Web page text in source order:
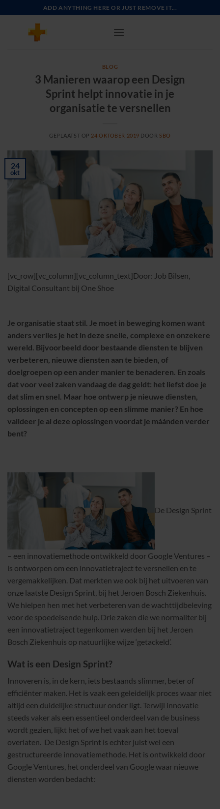
naar
ADD ANYTHING HERE OR JUST REMOVE IT...
BLOG
3 Manieren waarop een Design
Sprint helpt innovatie in je
organisatie te versnellen
GEPLAATST OP 24 OKTOBER 2019 DOOR SBO
24
okt
[vc_row][vc_column][vc_column_text]Door: Job Bilsen,
Digital Consultant bij One Shoe
Je organisatie staat stil. Je moet in beweging komen want
anders verlies je het in deze snelle, complexe en onzekere
wereld. Bijvoorbeeld door bestaande diensten te blijven
verbeteren, nieuwe diensten aan te bieden, of
doelgroepen op een ander manier te benaderen. En zoals
dat voor veel zaken vandaag de dag geldt: het liefst doe je
dat slim en snel. Maar hoe ontwerp je nieuwe diensten,
oplossingen en concepten op een slimme manier? En hoe
valideer je al deze oplossingen voordat je máánden verder
bent?
De Design Sprint
– een innovatiemethode ontwikkeld door Google Ventures –
is ontworpen om een innovatietraject te versnellen en te
vergemakkelijken. Dat merkten we ook bij het uitvoeren van
onze laatste Design Sprint, bij het Jeroen Bosch Ziekenhuis.
We hielpen hen met het verbeteren van de wachttijdbeleving
voor de spoedeisende hulp. Drie zaken die we normaliter bij
een innovatietraject tegenkomen werden bij het Jeroen
Bosch Ziekenhuis op natuurlijke wijze ‘getackeld’.
Wat is een Design Sprint?
Innoveren is, in de kern, iets bestaands slimmer, beter of
efficiënter maken. Het is vaak een geleidelijk proces waar niet
altijd een duidelijke structuur onder ligt. Terwijl innovatie
steeds vaker als een essentieel onderdeel van de business
wordt gezien, lijkt het of we het vaak aan het toeval
overlaten. De Design Sprint is echter juist wel een
gestructureerde innovatiemethode. Het is ontwikkeld door
Google Ventures, het onderdeel van Google waar nieuwe
diensten worden bedacht: